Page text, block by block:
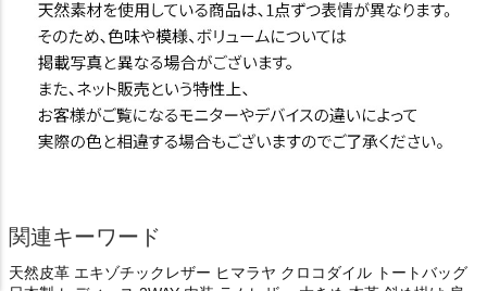
関連キーワード
天然皮革 エキゾチックレザー ヒマラヤ クロコダイル トートバッグ